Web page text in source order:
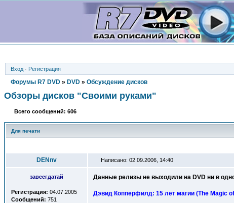
Вход · Регистрация
Форумы R7 DVD » DVD » Обсуждение дисков
Обзоры дисков "Своими руками"
Всего сообщений: 606
Для печати
DENnv Написано: 02.09.2006, 14:40
завсегдатай
Регистрация: 04.07.2005
Сообщений: 751
Данные релизы не выходили на DVD ни в
Дэвид Копперфилд: 15 лет магии (The Magic